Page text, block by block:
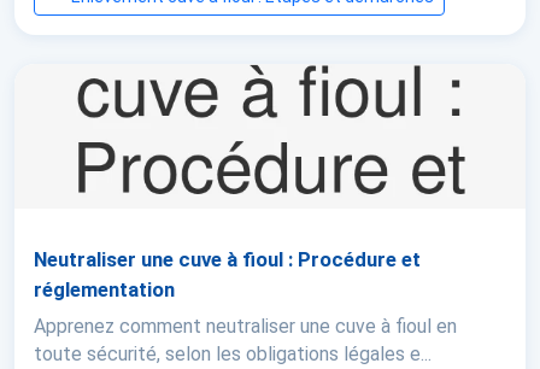
Neutraliser une cuve à fioul : Procédure et
réglementation
Apprenez comment neutraliser une cuve à fioul en
toute sécurité, selon les obligations légales e...